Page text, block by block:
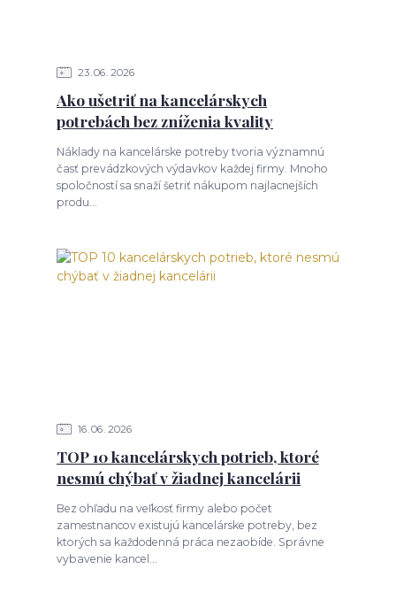
23 06 2026
Ako ušetriť na kancelárskych
potrebách bez zníženia kvality
Náklady na kancelárske potreby tvoria významnú
časť prevádzkových výdavkov každej firmy. Mnoho
spoločností sa snaží šetriť nákupom najlacnejších
produ...
16 06 2026
TOP 10 kancelárskych potrieb, ktoré
nesmú chýbať v žiadnej kancelárii
Bez ohľadu na veľkosť firmy alebo počet
zamestnancov existujú kancelárske potreby, bez
ktorých sa každodenná práca nezaobíde. Správne
vybavenie kancel...